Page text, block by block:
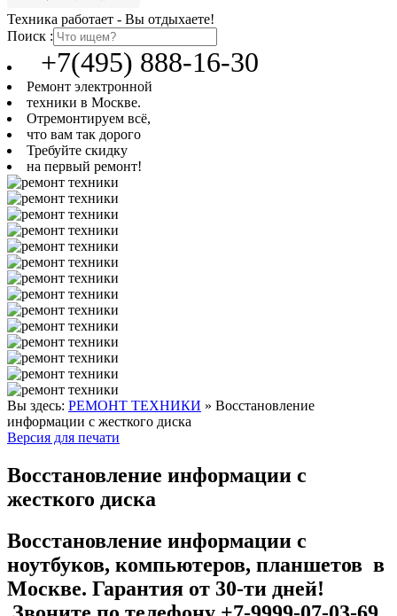
Техника работает - Вы отдыхаете!
Поиск :
+7(495) 888-16-30
Ремонт электронной
техники в Москве.
Отремонтируем всё,
что вам так дорого
Требуйте скидку
на первый ремонт!
Вы здесь: РЕМОНТ ТЕХНИКИ » Восстановление
информации с жесткого диска
Версия для печати
Восстановление информации с
жесткого диска
Восстановление информации с
ноутбуков, компьютеров, планшетов в
Москве. Гарантия от 30-ти дней!